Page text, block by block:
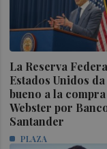
La Reserva
Estados Unidos
bueno a la
Webster por
Santander
PLAZA